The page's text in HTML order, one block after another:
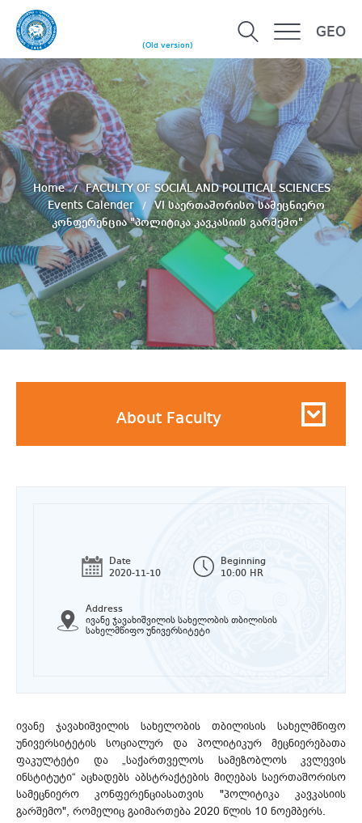
(Old version)
GEO
Home
FACULTY OF SOCIAL AND POLITICAL SCIENCES
Events Calender
VI საერთაშორისო სამეცნიერო
კონფერენცია "პოლიტიკა კავკასიის გარშემო"
About Faculty
Date
2020-11-10
Beginning
10:00 HR
Address
ივანე ჯავახიშვილის სახელობის თბილისის
სახელმწიფო უნივერსიტეტი
ივანე ჯავახიშვილის სახელობის თბილისის სახელმწიფო
უნივერსიტეტის სოციალურ და პოლიტიკურ მეცნიერებათა
ფაკულტეტი და „საქართველოს სამეზობლოს კვლევის
ინსტიტუტი“ აცხადებს აბსტრაქტების მიღებას საერთაშორისო
სამეცნიერო კონფერენციასათვის "პოლიტიკა კავკასიის
გარშემო", რომელიც გაიმართება 2020 წლის 10 ნოემბერს.